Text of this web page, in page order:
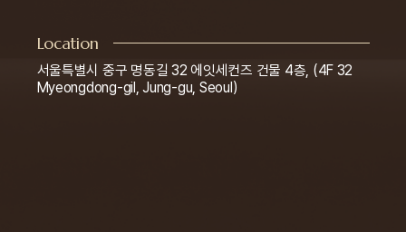
Location
서울특별시 중구 명동길 32 에잇세컨즈 건물 4층, (4F 32
Myeongdong-gil, Jung-gu, Seoul)